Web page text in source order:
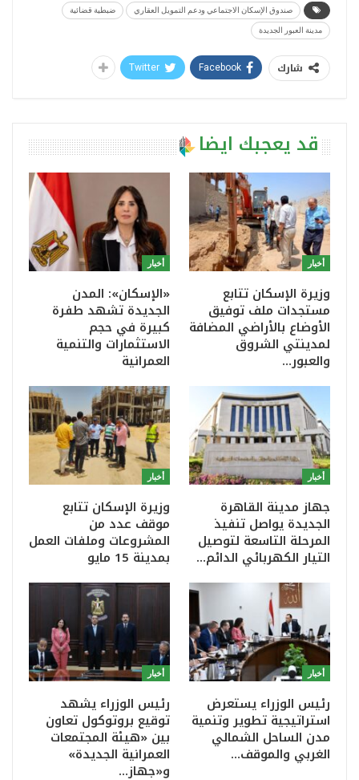
صندوق الإسكان الاجتماعي ودعم التمويل العقاري ضبطية قضائية
مدينة العبور الجديدة
شارك Facebook
Twitter
قد يعجبك ايضا
أخبار
وزيرة الإسكان تتابع
مستجدات ملف توفيق
الأوضاع بالأراضي المضافة
لمدينتي الشروق
والعبور…
أخبار
«الإسكان»: المدن
الجديدة تشهد طفرة
كبيرة في حجم
الاستثمارات والتنمية
العمرانية
أخبار
جهاز مدينة القاهرة
الجديدة يواصل تنفيذ
المرحلة التاسعة لتوصيل
التيار الكهربائي الدائم…
أخبار
وزيرة الإسكان تتابع
موقف عدد من
المشروعات وملفات العمل
بمدينة 15 مايو
أخبار
رئيس الوزراء يستعرض
استراتيجية تطوير وتنمية
مدن الساحل الشمالي
الغربي والموقف…
أخبار
رئيس الوزراء يشهد
توقيع بروتوكول تعاون
بين «هيئة المجتمعات
العمرانية الجديدة»
و«جهاز…